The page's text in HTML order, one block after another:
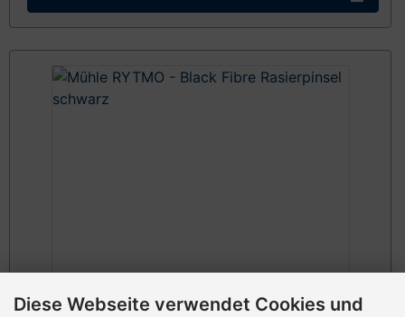
Diese Webseite verwendet Cookies und